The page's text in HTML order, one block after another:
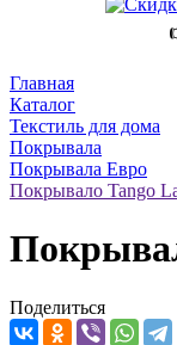
Главная
Каталог
Текстиль для дома
Покрывала
Покрывала Евро
Покрывало Tango
Поделиться